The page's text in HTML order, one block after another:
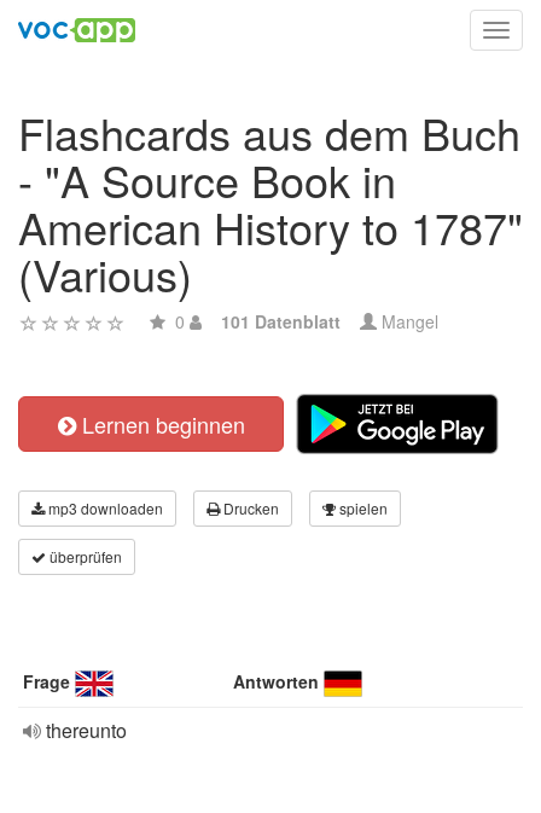
Flashcards aus dem Buch
- "A Source Book in
American History to 1787"
(Various)
0 101 Datenblatt Mangel
Lernen beginnen
mp3 downloaden Drucken spielen
überprüfen
Frage Antworten
thereunto